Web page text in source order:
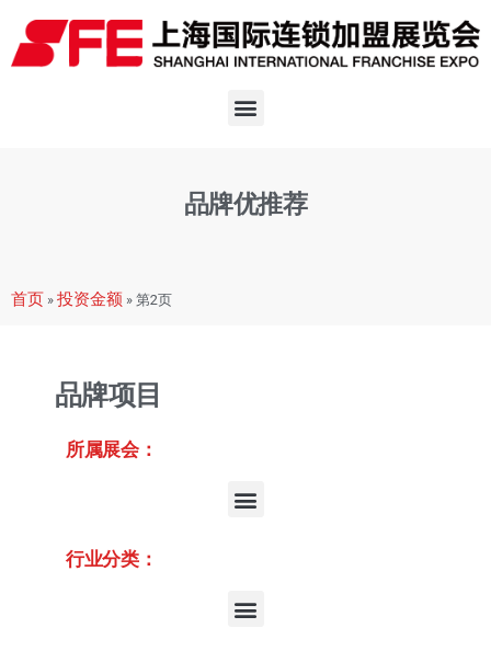
品牌优推荐
首页 » 投资金额 » 第2页
品牌项目
所属展会：
行业分类：